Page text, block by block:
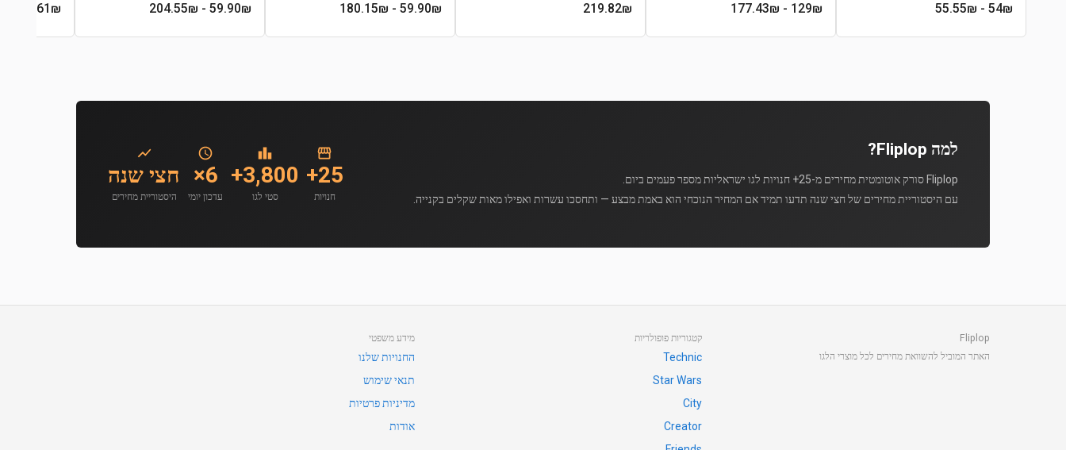
54₪
- 55.55₪
129₪
- 177.43₪
219.82₪
59.90₪
- 180.15₪
59.90₪
- 204.55₪
207.61 ₪
למה Fliplop?
Fliplop סורק אוטומטית מחירים מ-25+ חנויות לגו ישראליות מספר פעמים ביום.
עם היסטוריית מחירים של חצי שנה תדעו תמיד אם המחיר הנוכחי הוא באמת מבצע — ותחסכו עשרות ואפילו מאות שקלים בקנייה.
25+
חנויות
3,800+
סטי לגו
6×
עדכון יומי
חצי שנה
היסטוריית מחירים
Fliplop
האתר המוביל להשוואת מחירים לכל מוצרי הלגו
קטגוריות פופולריות
Technic
Star Wars
City
Creator
מידע משפטי
החנויות שלנו
תנאי שימוש
מדיניות פרטיות
אודות